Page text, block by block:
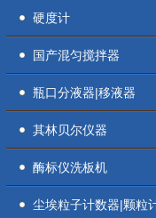
硬度计
国产混匀搅拌器
瓶口分液器|移液器
其林贝尔仪器
酶标仪洗板机
尘埃粒子计数器|颗粒